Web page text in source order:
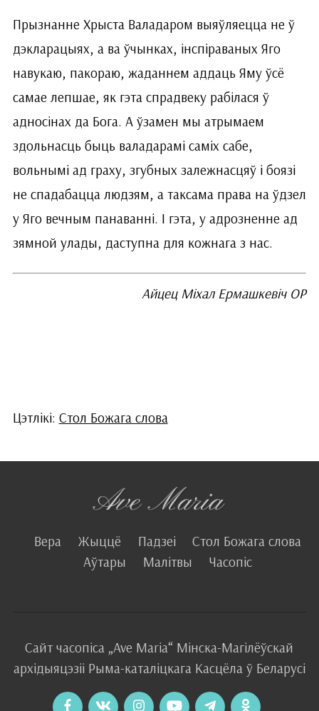
Прызнанне Хрыста Валадаром выяўляецца не ў
дэкларацыях, а ва ўчынках, інспіраваных Яго
навукаю, пакораю, жаданнем аддаць Яму ўсё
самае лепшае, як гэта спрадвеку рабілася ў
адносінах да Бога. А ўзамен мы атрымаем
здольнасць быць валадарамі саміх сабе,
вольнымі ад граху, згубных залежнасцяў і боязі
не спадабацца людзям, а таксама права на ўдзел
у Яго вечным панаванні. І гэта, у адрозненне ад
зямной улады, даступна для кожнага з нас.
Айцец Міхал Ермашкевіч ОР
Цэтлікі: Стол Божага слова
Вера Жыццё Падзеі
Стол Божага слова
Аўтары
Малітвы Часопіс
Сайт часопіса „Ave Maria“ Мінска-Магілёўскай
архідыяцэзіі Рыма-каталіцкагаКасцёла ў Беларусі